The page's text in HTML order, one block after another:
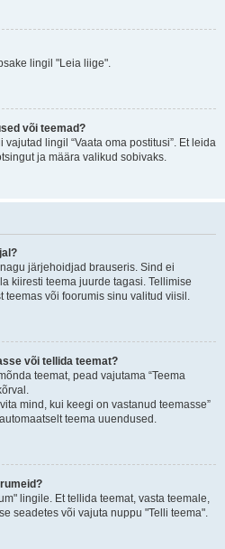
lingil "Leia liige".
või teemad?
lingil “Vaata oma postitusi”. Et leida
ja määra valikud sobivaks.
järjehoidjad brauseris. Sind ei
kiiresti teema juurde tagasi. Tellimise
teemas või foorumis sinu valitud viisil.
või tellida teemat?
teemat, pead vajutama “Teema
mind, kui keegi on vastanud teemasse”
teema uuendused.
lingile. Et tellida teemat, vasta teemale,
seadetes või vajuta nuppu "Telli teema".